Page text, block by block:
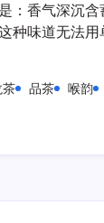
：香气深沉
种味道无法
茶 品茶 喉韵